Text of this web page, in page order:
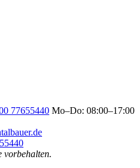
77655440 Mo–Do: 08:00–17:00
vorbehalten.